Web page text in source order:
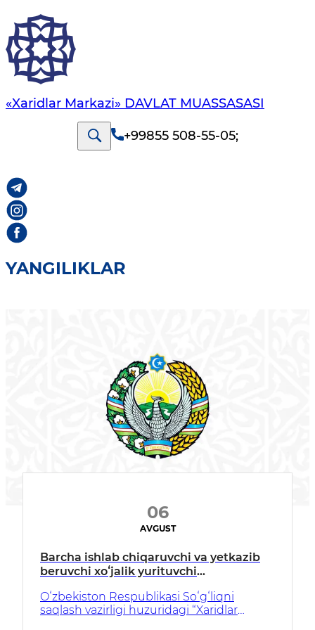
«Xaridlar Markazi» DAVLAT MUASSASASI
+99855 508-55-05;
YANGILIKLAR
06
AVGUST
Barcha ishlab chiqaruvchi va yetkazib
beruvchi xoʻjalik yurituvchi
Oʻzbekiston Respublikasi Soʻgʻliqni
saqlash vazirligi huzuridagi “Xaridlar